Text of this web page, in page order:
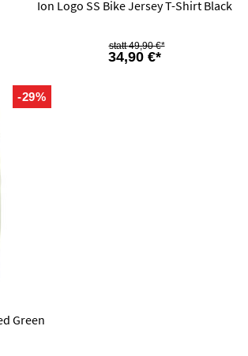
Ion Logo SS Bike Jersey T-Shirt Black
34,90 €*
49,90 €*
-29%
Green